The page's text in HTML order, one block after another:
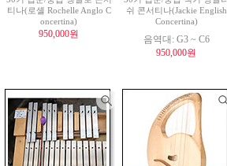
티나(로셸 Rochelle Anglo C
oncertina)
950,000원
쉬 콘서티나(Jackie English
Concertina)
음역대: G3 ~ C6
950,000원